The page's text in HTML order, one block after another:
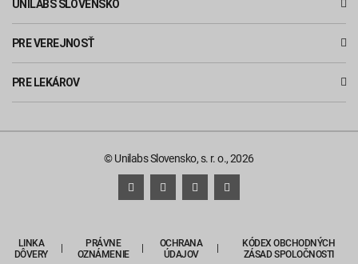
UNILABS SLOVENSKO
PRE VEREJNOSŤ
PRE LEKÁROV
© Unilabs Slovensko, s. r. o., 2026
LINKA
DÔVERY
PRÁVNE
OZNÁMENIE
OCHRANA
ÚDAJOV
KÓDEX OBCHODNÝCH
ZÁSAD SPOLOČNOSTI